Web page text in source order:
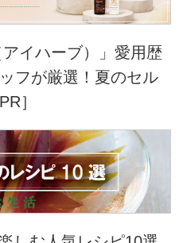
イハーブ）」愛用歴
フが厳選！夏のセル
］